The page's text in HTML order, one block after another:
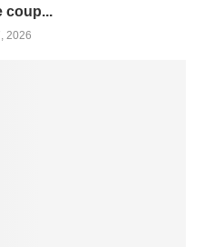
coup...
2026